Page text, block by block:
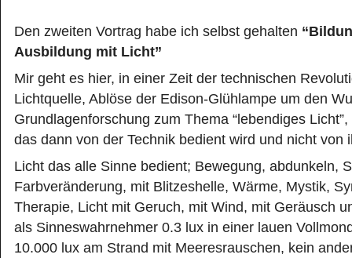
Den zweiten Vortrag habe ich selbst gehalten
Ausbildung mit Licht”
Mir geht es hier, in einer Zeit der technischen
Lichtquelle, Ablöse der Edison-Glühlampe um den
Grundlagenforschung zum Thema “lebendiges
das dann von der Technik bedient wird und nicht von
Licht das alle Sinne bedient; Bewegung, abdunkeln,
Farbveränderung, mit Blitzeshelle, Wärme, Mystik,
Therapie, Licht mit Geruch, mit Wind, mit Geräusch
als Sinneswahrnehmer 0.3 lux in einer lauen
10.000 lux am Strand mit Meeresrauschen, kein